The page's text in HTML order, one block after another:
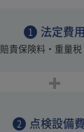
1 法定費用
責保険料・重量
2 点検設備